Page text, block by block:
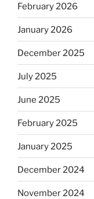
February 2026
January 2026
December 2025
July 2025
June 2025
February 2025
January 2025
December 2024
November 2024